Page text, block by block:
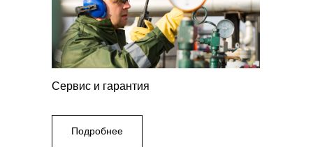
Сервис и гарантия
Подробнее